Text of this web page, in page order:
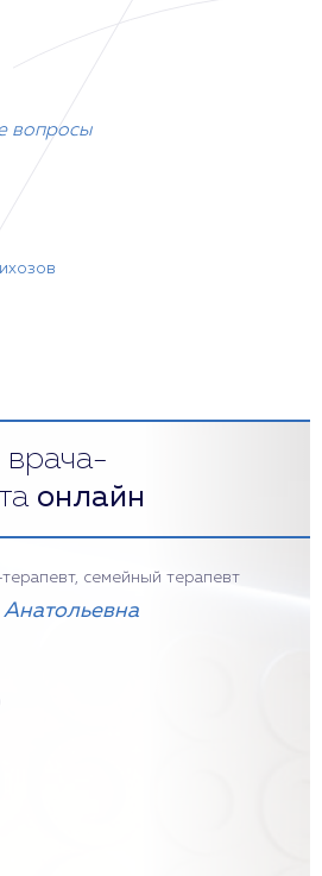
вопросы
врача-
онлайн
семейный терапевт